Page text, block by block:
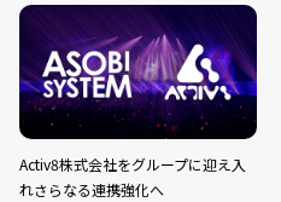
Activ8株式会社をグループに迎え入
れさらなる連携強化へ